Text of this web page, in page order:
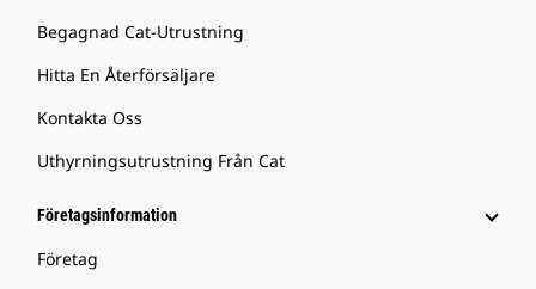
Begagnad Cat-Utrustning
Hitta En Återförsäljare
Kontakta Oss
Uthyrningsutrustning Från Cat
Företagsinformation
Företag